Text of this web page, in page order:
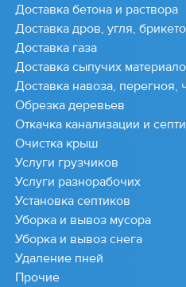
Доставка бетона и раствора
Доставка дров, угля,
Доставка газа
Доставка сыпучих
Доставка навоза, перегноя,
Обрезка деревьев
Откачка канализации и
Очистка крыш
Услуги грузчиков
Услуги разнорабочих
Установка септиков
Уборка и вывоз мусора
Уборка и вывоз снега
Удаление пней
Прочие